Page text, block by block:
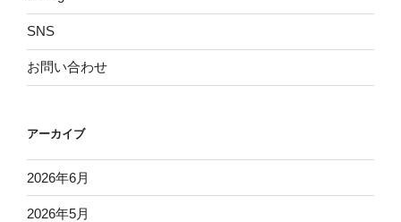
SNS
お問い合わせ
アーカイブ
2026年6月
2026年5月